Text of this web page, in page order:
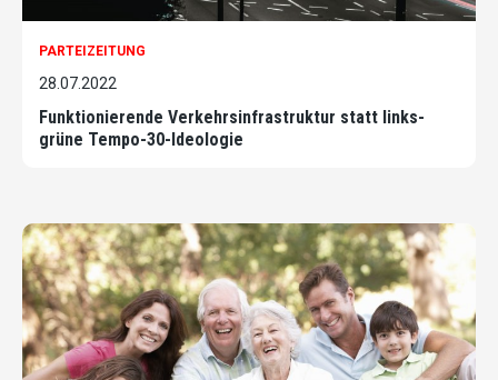
PARTEIZEITUNG
28.07.2022
Funktionierende Verkehrsinfrastruktur statt links-
grüne Tempo-30-Ideologie